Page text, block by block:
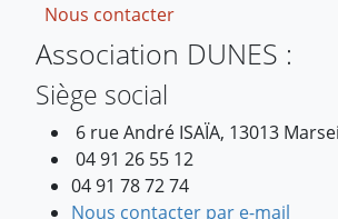
Nous contacter
Association DUNES :
Siège social
6 rue André ISAÏA, 13013
04 91 26 55 12
04 91 78 72 74
Nous contacter par e-mail